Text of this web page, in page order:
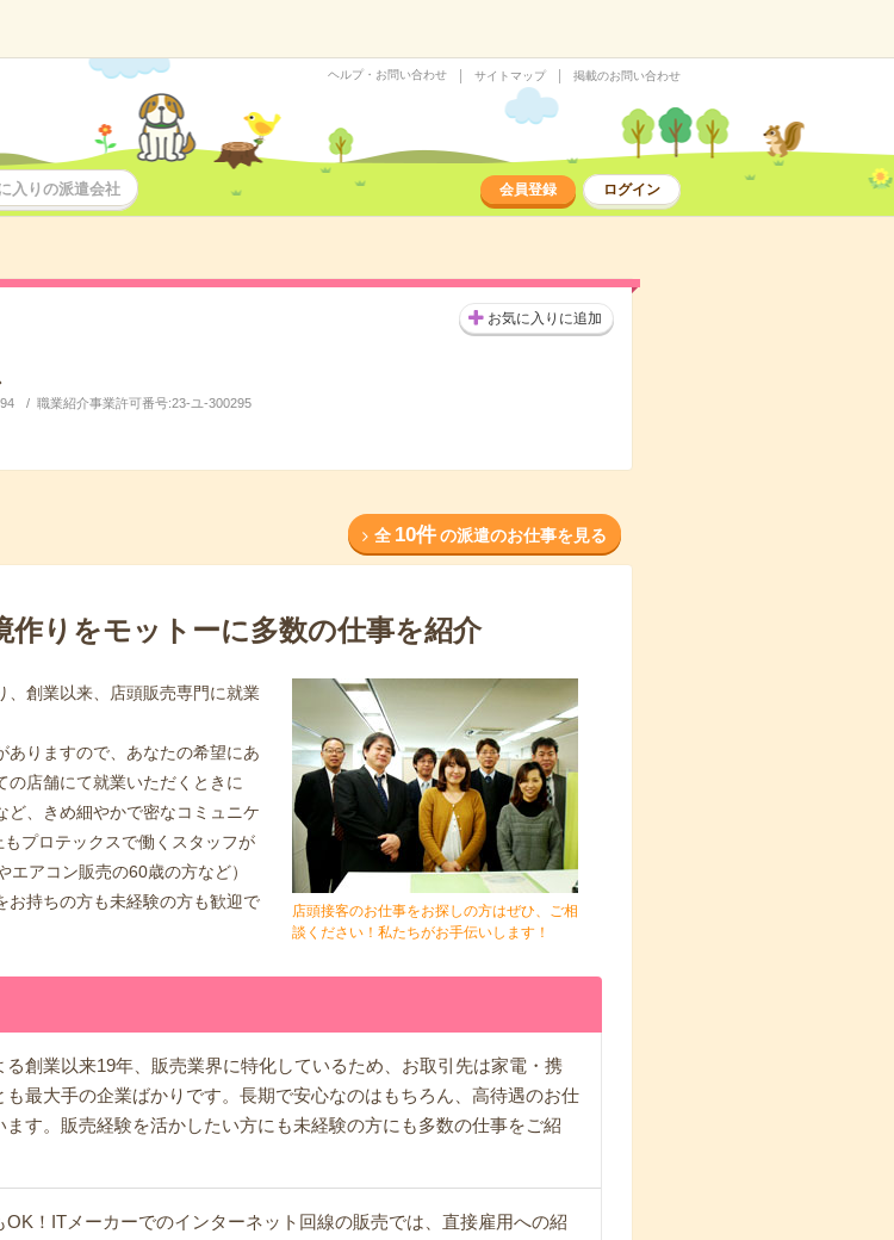
ヘルプ・お問い合わせ サイトマップ 掲載のお問い合わせ
入りの派遣会社 会員登録 ログイン
職業紹介事業許可番号:23-ユ-300295
お気に入りに追加
全 10件 の派遣のお仕事を見る
作りをモットーに多数の仕事を紹介
、創業以来、店頭販売専門に就業
りますので、あなたの希望にあ
の店舗にて就業いただくときに
ど、きめ細やかで密なコミュニケ
プロテックスで働くスタッフが
アコン販売の60歳の方など）
お持ちの方も未経験の方も歓迎で
店頭接客のお仕事をお探しの方はぜひ、ご相
談ください！私たちがお手伝いします！
る創業以来19年、販売業界に特化しているため、お取引先は家電・携
も最大手の企業ばかりです。長期で安心なのはもちろん、高待遇のお仕
ます。販売経験を活かしたい方にも未経験の方にも多数の仕事をご紹
OK！ITメーカーでのインターネット回線の販売では、直接雇用への紹